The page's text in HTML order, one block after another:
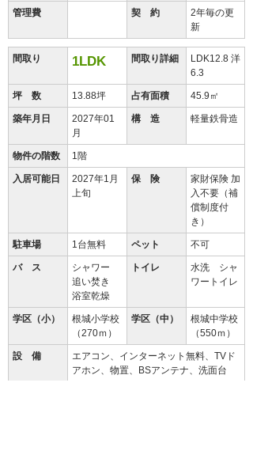
管理費 契 約
2年毎の更
新
間取り 1LDK 間取り詳細
LDK12.8 洋
6.3
坪 数 13.88坪 占有面積 45.9㎡
築年月日
2027年01
月
構 造 軽量鉄骨造
物件の階数 1階
入居可能日
2027年1月
上旬
保 険
家財保険 加
入不要（補
償制度付
き）
駐車場 1台無料 ペット 不可
バ ス
シャワー
追い焚き
浴室乾燥
トイレ
水洗 シャ
ワートイレ
学区（小）
根城小学校
（270ｍ）
学区（中）
根城中学校
（550ｍ）
設 備
エアコン、インターネット無料、TVド
アホン、物置、BSアンテナ、洗面台